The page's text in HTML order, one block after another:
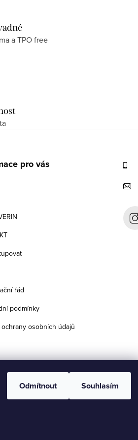
Odmítnout Souhlasím
a TPO free
pro vás
řád
podmínky
ochrany osobních údajů